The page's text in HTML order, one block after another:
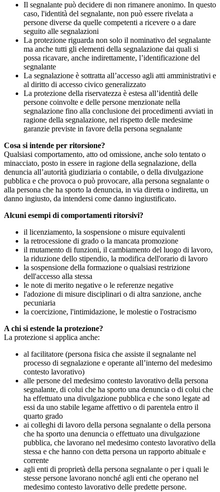
Il segnalante può decidere di non rimanere anonimo. In questo
caso, l'identità del segnalante, non può essere rivelata a
persone diverse da quelle competenti a ricevere o a dare
seguito alle segnalazioni
La protezione riguarda non solo il nominativo del segnalante
ma anche tutti gli elementi della segnalazione dai quali si
possa ricavare, anche indirettamente, l’identificazione del
segnalante
La segnalazione è sottratta all’accesso agli atti amministrativi e
al diritto di accesso civico generalizzato
La protezione della riservatezza è estesa all’identità delle
persone coinvolte e delle persone menzionate nella
segnalazione fino alla conclusione dei procedimenti avviati in
ragione della segnalazione, nel rispetto delle medesime
garanzie previste in favore della persona segnalante
Cosa si intende per ritorsione?
Qualsiasi comportamento, atto od omissione, anche solo tentato o
minacciato, posto in essere in ragione della segnalazione, della
denuncia all’autorità giudiziaria o contabile, o della divulgazione
pubblica e che provoca o può provocare, alla persona segnalante o
alla persona che ha sporto la denuncia, in via diretta o indiretta, un
danno ingiusto, da intendersi come danno ingiustificato.
Alcuni esempi di comportamenti ritorsivi?
il licenziamento, la sospensione o misure equivalenti
la retrocessione di grado o la mancata promozione
il mutamento di funzioni, il cambiamento del luogo di lavoro,
la riduzione dello stipendio, la modifica dell'orario di lavoro
la sospensione della formazione o qualsiasi restrizione
dell'accesso alla stessa
le note di merito negative o le referenze negative
l'adozione di misure disciplinari o di altra sanzione, anche
pecuniaria
la coercizione, l'intimidazione, le molestie o l'ostracismo
A chi si estende la protezione?
La protezione si applica anche:
al facilitatore (persona fisica che assiste il segnalante nel
processo di segnalazione e operante all’interno del medesimo
contesto lavorativo)
alle persone del medesimo contesto lavorativo della persona
segnalante, di colui che ha sporto una denuncia o di colui che
ha effettuato una divulgazione pubblica e che sono legate ad
essi da uno stabile legame affettivo o di parentela entro il
quarto grado
ai colleghi di lavoro della persona segnalante o della persona
che ha sporto una denuncia o effettuato una divulgazione
pubblica, che lavorano nel medesimo contesto lavorativo della
stessa e che hanno con detta persona un rapporto abituale e
corrente
agli enti di proprietà della persona segnalante o per i quali le
stesse persone lavorano nonché agli enti che operano nel
medesimo contesto lavorativo delle predette persone.